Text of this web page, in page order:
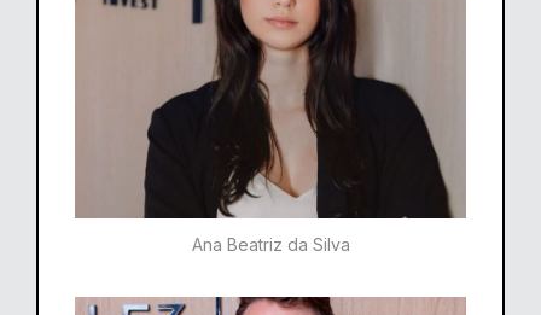
Ana Beatriz da Silva